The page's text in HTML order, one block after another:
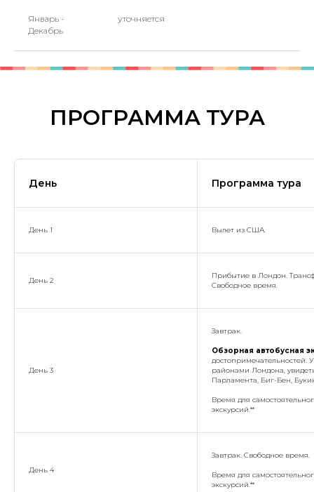
Январь -
Декабрь
уточняется
ПРОГРАММА ТУРА
День Программа тура
День 1 Вылет из США.
День 2
Прибытие в Лондон.
Свободное время.
День 3
Завтрак.
Обзорная автобусная
достопримечательностей.
районами Лондона,
Парламента, Биг-Бен,
Время для
экскурсий.**
День 4
Завтрак. Свободное время.
Время для
экскурсий.**